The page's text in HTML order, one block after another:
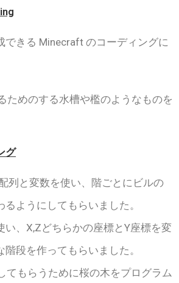
できる Minecraft のコーディングに
ためのする水槽や檻のようなものを
グ
列と変数を使い、階ごとにビルの
ようにしてもらいました。
い、X,Zどちらかの座標とY座標を変
段を作ってもらいました。
てもらうために桜の木をプログラム